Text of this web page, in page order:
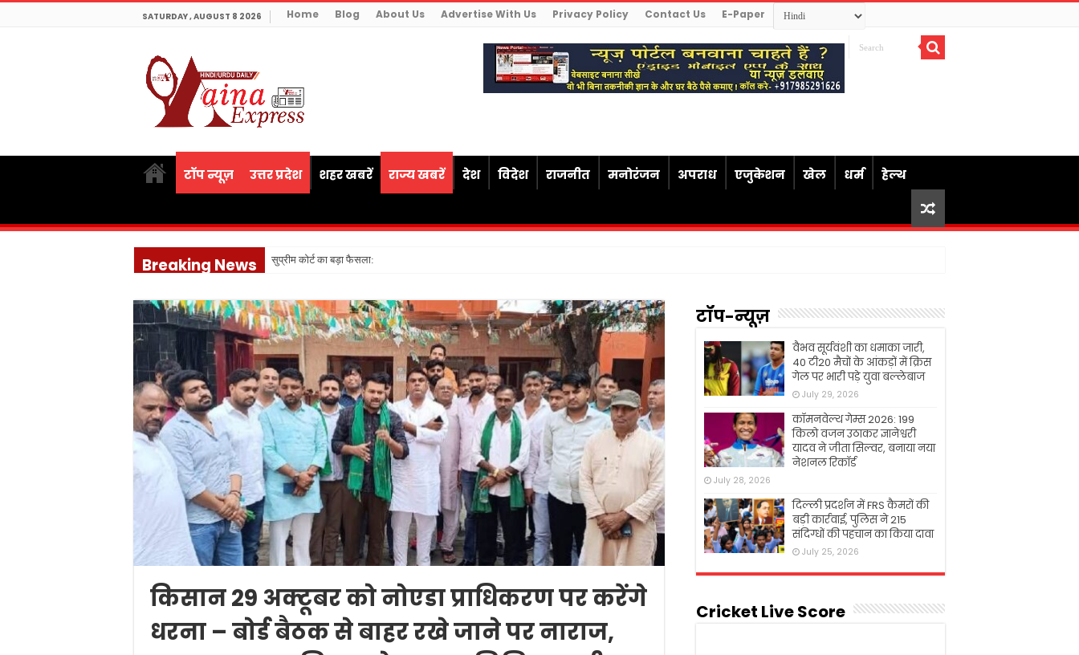
SATURDAY , AUGUST 8 2026 Home Blog About Us Advertise With Us Privacy Policy Contact Us E-Paper
टॉप न्यूज़ उत्तर प्रदेश शहर खबरें राज्य खबरें देश विदेश राजनीत मनोरंजन अपराध एजुकेशन खेल धर्म हेल्थ
Breaking News सुप्रीम कोर्ट का बड़ा फैसला: उम्रकैद के बाद मृत्यु तक ज
किसान 29 अक्टूबर को नोएडा प्राधिकरण पर करेंगे
धरना – बोर्ड बैठक से बाहर रखे जाने पर नाराज,
टॉप-न्यूज़
वैभव सूर्यवंशी का धमाका जारी,
40 टी20 मैचों के आंकड़ों में क्रिस
गेल पर भारी पड़े युवा बल्लेबाज
July 29, 2026
कॉमनवेल्थ गेम्स 2026: 199
किलो वजन उठाकर ज्ञानेश्वरी
यादव ने जीता सिल्वर, बनाया नया
नेशनल रिकॉर्ड
July 28, 2026
दिल्ली प्रदर्शन में FRS कैमरों की
बड़ी कार्रवाई, पुलिस ने 215
संदिग्धों की पहचान का किया दावा
July 25, 2026
Cricket Live Score